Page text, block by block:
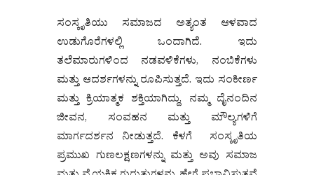
ಸಂಸ್ಕೃತಿಯು ಸಮಾಜದ ಅತ್ಯಂತ ಆಳವಾದ
ಉಡುಗೊರೆಗಳಲ್ಲಿ ಒಂದಾಗಿದೆ. ಇದು
ತಲೆಮಾರುಗಳಿಂದ ನಡವಳಿಕೆಗಳು, ನಂಬಿಕೆಗಳು
ಮತ್ತು ಆದರ್ಶಗಳನ್ನು ರೂಪಿಸುತ್ತದೆ. ಇದು ಸಂಕೀರ್ಣ
ಮತ್ತು ಕ್ರಿಯಾತ್ಮಕ ಶಕ್ತಿಯಾಗಿದ್ದು, ನಮ್ಮ ದೈನಂದಿನ
ಜೀವನ, ಸಂವಹನ ಮತ್ತು ಮೌಲ್ಯಗಳಿಗೆ
ಮಾರ್ಗದರ್ಶನ ನೀಡುತ್ತದೆ. ಕೆಳಗೆ ಸಂಸ್ಕೃತಿಯ
ಪ್ರಮುಖ ಗುಣಲಕ್ಷಣಗಳನ್ನು ಮತ್ತು ಅವು ಸಮಾಜ